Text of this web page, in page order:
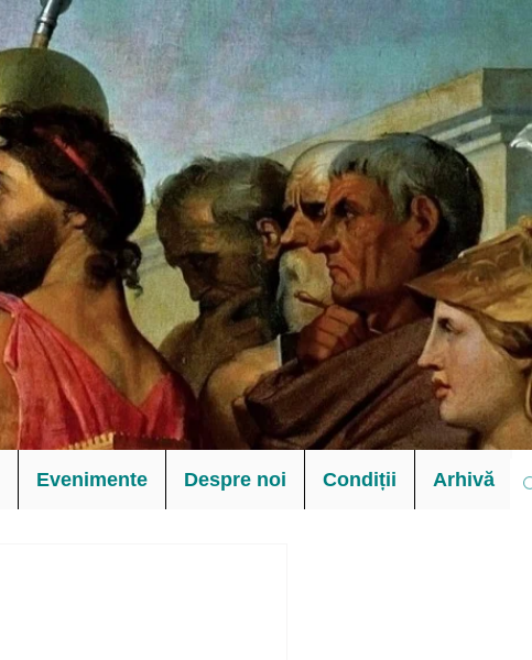
Evenimente Despre noi Condiții Arhivă